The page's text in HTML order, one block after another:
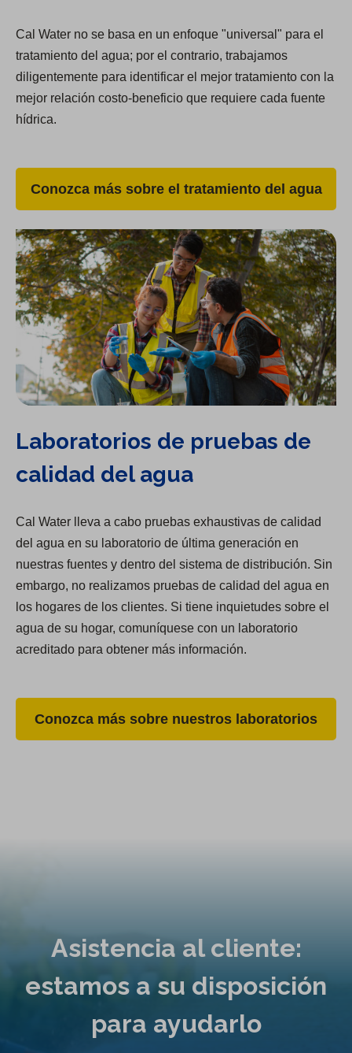
Cal Water no se basa en un enfoque "universal" para el
tratamiento del agua; por el contrario, trabajamos
diligentemente para identificar el mejor tratamiento con la
mejor relación costo-beneficio que requiere cada fuente
hídrica.
Conozca más sobre el tratamiento del agua
Laboratorios de pruebas de
calidad del agua
Cal Water lleva a cabo pruebas exhaustivas de calidad
del agua en su laboratorio de última generación en
nuestras fuentes y dentro del sistema de distribución. Sin
embargo, no realizamos pruebas de calidad del agua en
los hogares de los clientes. Si tiene inquietudes sobre el
agua de su hogar, comuníquese con un laboratorio
acreditado para obtener más información.
Conozca más sobre nuestros laboratorios
Asistencia al cliente:
estamos a su disposición
para ayudarlo